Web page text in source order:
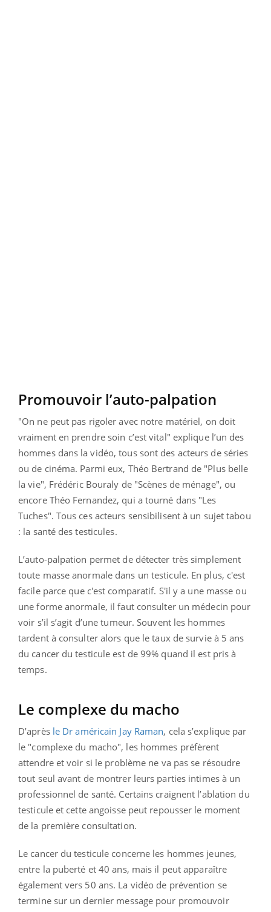
Promouvoir l’auto-palpation
"On ne peut pas rigoler avec notre matériel, on doit
vraiment en prendre soin c’est vital" explique l’un des
hommes dans la vidéo, tous sont des acteurs de séries
ou de cinéma. Parmi eux, Théo Bertrand de "Plus belle
la vie", Frédéric Bouraly de "Scènes de ménage", ou
encore Théo Fernandez, qui a tourné dans "Les
Tuches". Tous ces acteurs sensibilisent à un sujet tabou
: la santé des testicules.
L’auto-palpation permet de détecter très simplement
toute masse anormale dans un testicule. En plus, c'est
facile parce que c'est comparatif. S'il y a une masse ou
une forme anormale, il faut consulter un médecin pour
voir s’il s’agit d’une tumeur. Souvent les hommes
tardent à consulter alors que le taux de survie à 5 ans
du cancer du testicule est de 99% quand il est pris à
temps.
Le complexe du macho
D’après le Dr américain Jay Raman, cela s’explique par
le "complexe du macho", les hommes préfèrent
attendre et voir si le problème ne va pas se résoudre
tout seul avant de montrer leurs parties intimes à un
professionnel de santé. Certains craignent l’ablation du
testicule et cette angoisse peut repousser le moment
de la première consultation.
Le cancer du testicule concerne les hommes jeunes,
entre la puberté et 40 ans, mais il peut apparaître
également vers 50 ans. La vidéo de prévention se
termine sur un dernier message pour promouvoir